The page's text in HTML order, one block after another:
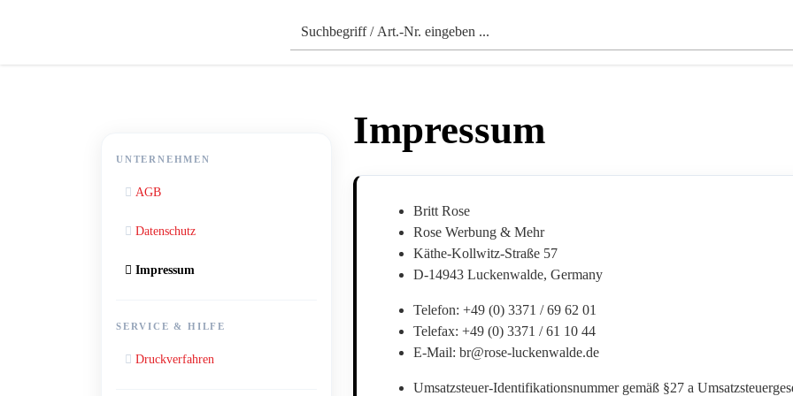
UNTERNEHMEN
AGB
Datenschutz
Impressum
SERVICE & HILFE
Druckverfahren
Impressum
Britt Rose
Rose Werbung & Mehr
Käthe-Kollwitz-Straße 57
D-14943 Luckenwalde, Germany
Telefon: +49 (0) 3371 / 69 62 01
Telefax: +49 (0) 3371 / 61 10 44
E-Mail: br@rose-luckenwalde.de
Umsatzsteuer-Identifikationsnummer gemäß §27 a